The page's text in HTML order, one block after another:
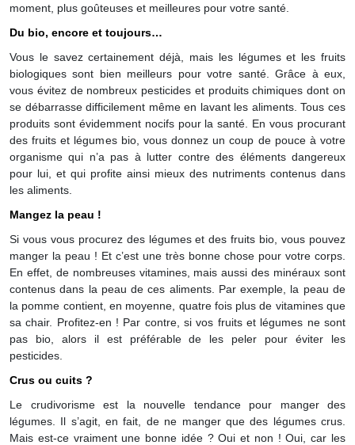
moment, plus goûteuses et meilleures pour votre santé.
Du bio, encore et toujours…
Vous le savez certainement déjà, mais les légumes et les fruits
biologiques sont bien meilleurs pour votre santé. Grâce à eux,
vous évitez de nombreux pesticides et produits chimiques dont on
se débarrasse difficilement même en lavant les aliments. Tous ces
produits sont évidemment nocifs pour la santé. En vous procurant
des fruits et légumes bio, vous donnez un coup de pouce à votre
organisme qui n’a pas à lutter contre des éléments dangereux
pour lui, et qui profite ainsi mieux des nutriments contenus dans
les aliments.
Mangez la peau !
Si vous vous procurez des légumes et des fruits bio, vous pouvez
manger la peau ! Et c’est une très bonne chose pour votre corps.
En effet, de nombreuses vitamines, mais aussi des minéraux sont
contenus dans la peau de ces aliments. Par exemple, la peau de
la pomme contient, en moyenne, quatre fois plus de vitamines que
sa chair. Profitez-en ! Par contre, si vos fruits et légumes ne sont
pas bio, alors il est préférable de les peler pour éviter les
pesticides.
Crus ou cuits ?
Le crudivorisme est la nouvelle tendance pour manger des
légumes. Il s’agit, en fait, de ne manger que des légumes crus.
Mais est-ce vraiment une bonne idée ? Oui et non ! Oui, car les